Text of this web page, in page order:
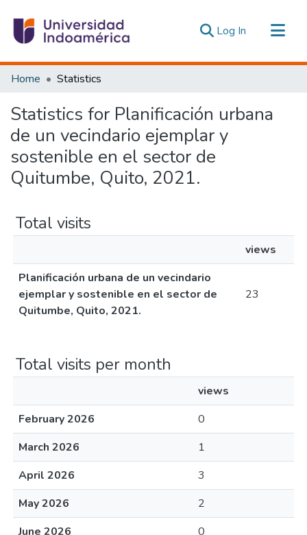
Log In (current)
Communities & Collections
Estadísticas Externas
Home Statistics
Statistics for Planificación urbana
de un vecindario ejemplar y
sostenible en el sector de
Quitumbe, Quito, 2021.
Total visits
views
Planificación urbana de un vecindario
ejemplar y sostenible en el sector de
Quitumbe, Quito, 2021.
23
Total visits per month
views
February 2026
0
March 2026
1
April 2026
3
May 2026
2
June 2026
0